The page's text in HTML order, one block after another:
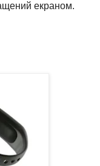
екраном.